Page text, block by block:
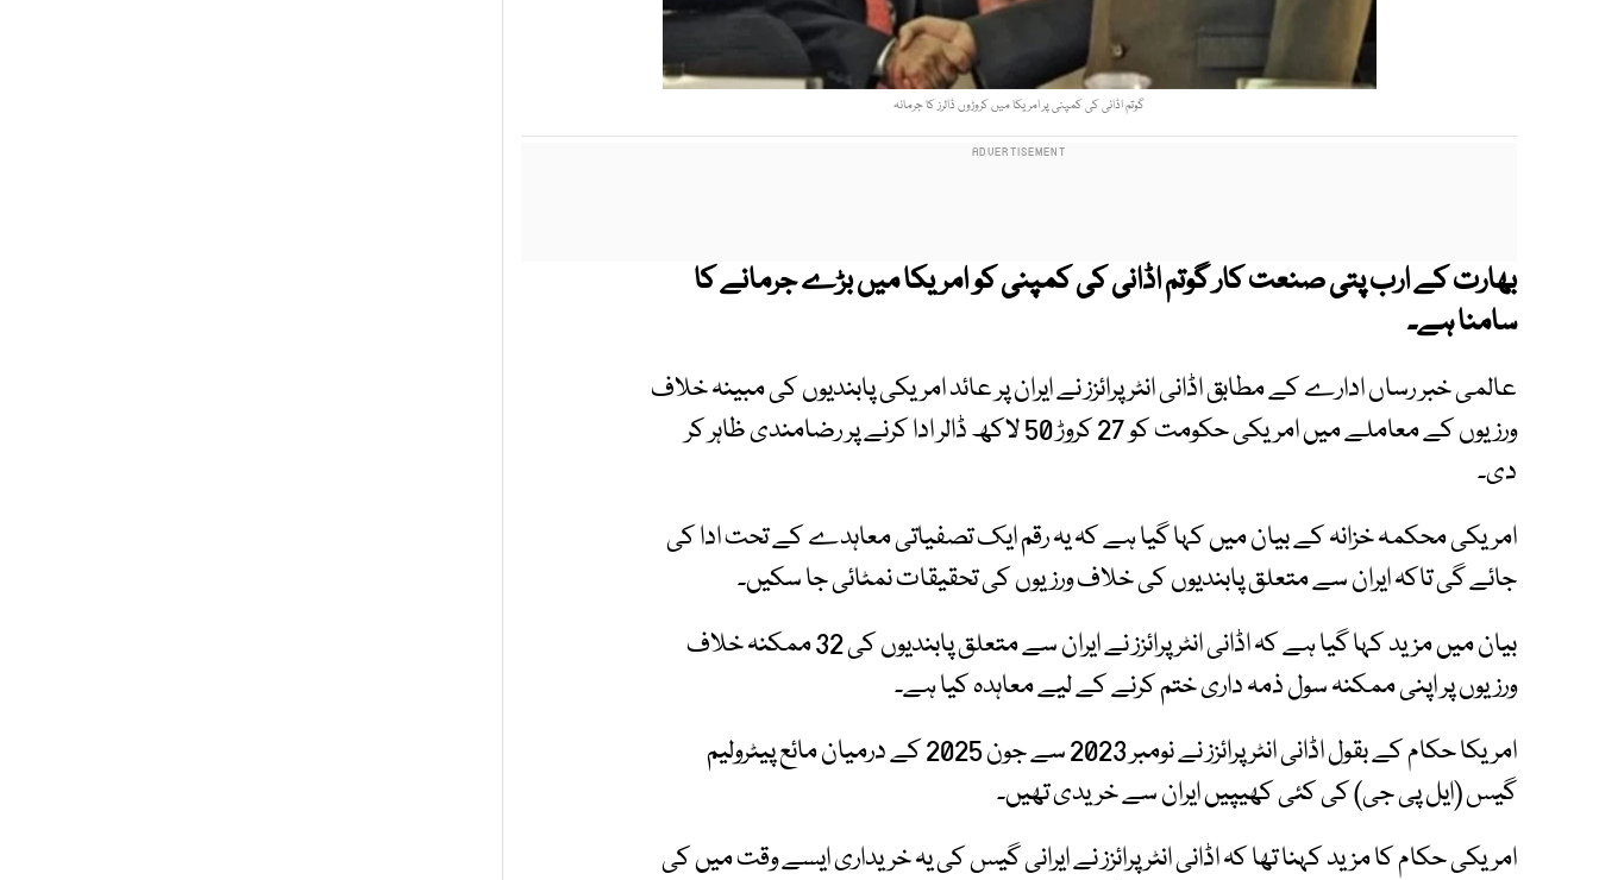
گوتم اڈانی کی کمپنی پر امریکا میں کروڑوں ڈالرز کا جرمانہ
بھارت کے ارب پتی صنعت کار گوتم اڈانی کی کمپنی کو امریکا میں بڑے جرمانے کا
سامنا ہے۔
عالمی خبر رساں ادارے کے مطابق اڈانی انٹرپرائزز نے ایران پر عائد امریکی پابندیوں کی مبینہ خلاف
ورزیوں کے معاملے میں امریکی حکومت کو 27 کروڑ 50 لاکھ ڈالر ادا کرنے پر رضامندی ظاہر کر
دی۔
امریکی محکمہ خزانہ کے بیان میں کہا گیا ہے کہ یہ رقم ایک تصفیاتی معاہدے کے تحت ادا کی
جائے گی تاکہ ایران سے متعلق پابندیوں کی خلاف ورزیوں کی تحقیقات نمٹائی جا سکیں۔
بیان میں مزید کہا گیا ہے کہ اڈانی انٹرپرائزز نے ایران سے متعلق پابندیوں کی 32 ممکنہ خلاف
ورزیوں پر اپنی ممکنہ سول ذمہ داری ختم کرنے کے لیے معاہدہ کیا ہے۔
امریکا حکام کے بقول اڈانی انٹرپرائزز نے نومبر 2023 سے جون 2025 کے درمیان مائع پیٹرولیم
گیس (ایل پی جی) کی کئی کھیپیں ایران سے خریدی تھیں۔
امریکی حکام کا مزید کہنا تھا کہ اڈانی انٹرپرائزز نے ایرانی گیس کی یہ خریداری ایسے وقت میں کی